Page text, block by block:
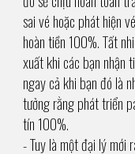
sai vé hoặc phát hiện
hoàn tiền 100%. Tất
xuất khi các bạn nhận
ngay cả khi bạn đó là
tưởng rằng phát triển
tín 100%.
- Tuy là một đại lý mới